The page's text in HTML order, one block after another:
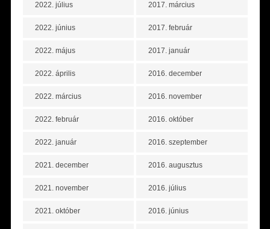
2022. július
2022. június
2022. május
2022. április
2022. március
2022. február
2022. január
2021. december
2021. november
2021. október
2017. március
2017. február
2017. január
2016. december
2016. november
2016. október
2016. szeptember
2016. augusztus
2016. július
2016. június